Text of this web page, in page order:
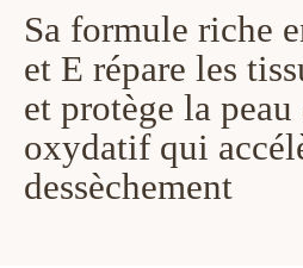
Sa formule riche
et E répare les
et protège la peau
oxydatif qui
dessèchement